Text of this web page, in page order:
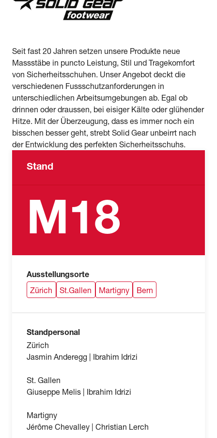
Seit fast 20 Jahren setzen unsere Produkte neue
Massstäbe in puncto Leistung, Stil und Tragekomfort
von Sicherheitsschuhen. Unser Angebot deckt die
verschiedenen Fussschutzanforderungen in
unterschiedlichen Arbeitsumgebungen ab. Egal ob
drinnen oder draussen, bei eisiger Kälte oder glühender
Hitze. Mit der Überzeugung, dass es immer noch ein
bisschen besser geht, strebt Solid Gear unbeirrt nach
der Entwicklung des perfekten Sicherheitsschuhs.
Stand
M18
Ausstellungsorte
Zürich St.Gallen Martigny Bern
Standpersonal
Zürich
Jasmin Anderegg | Ibrahim Idrizi
St. Gallen
Giuseppe Melis | Ibrahim Idrizi
Martigny
Jérôme Chevalley | Christian Lerch